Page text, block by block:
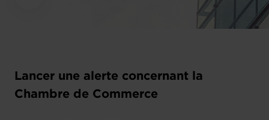
Lancer une alerte concernant la
Chambre de Commerce